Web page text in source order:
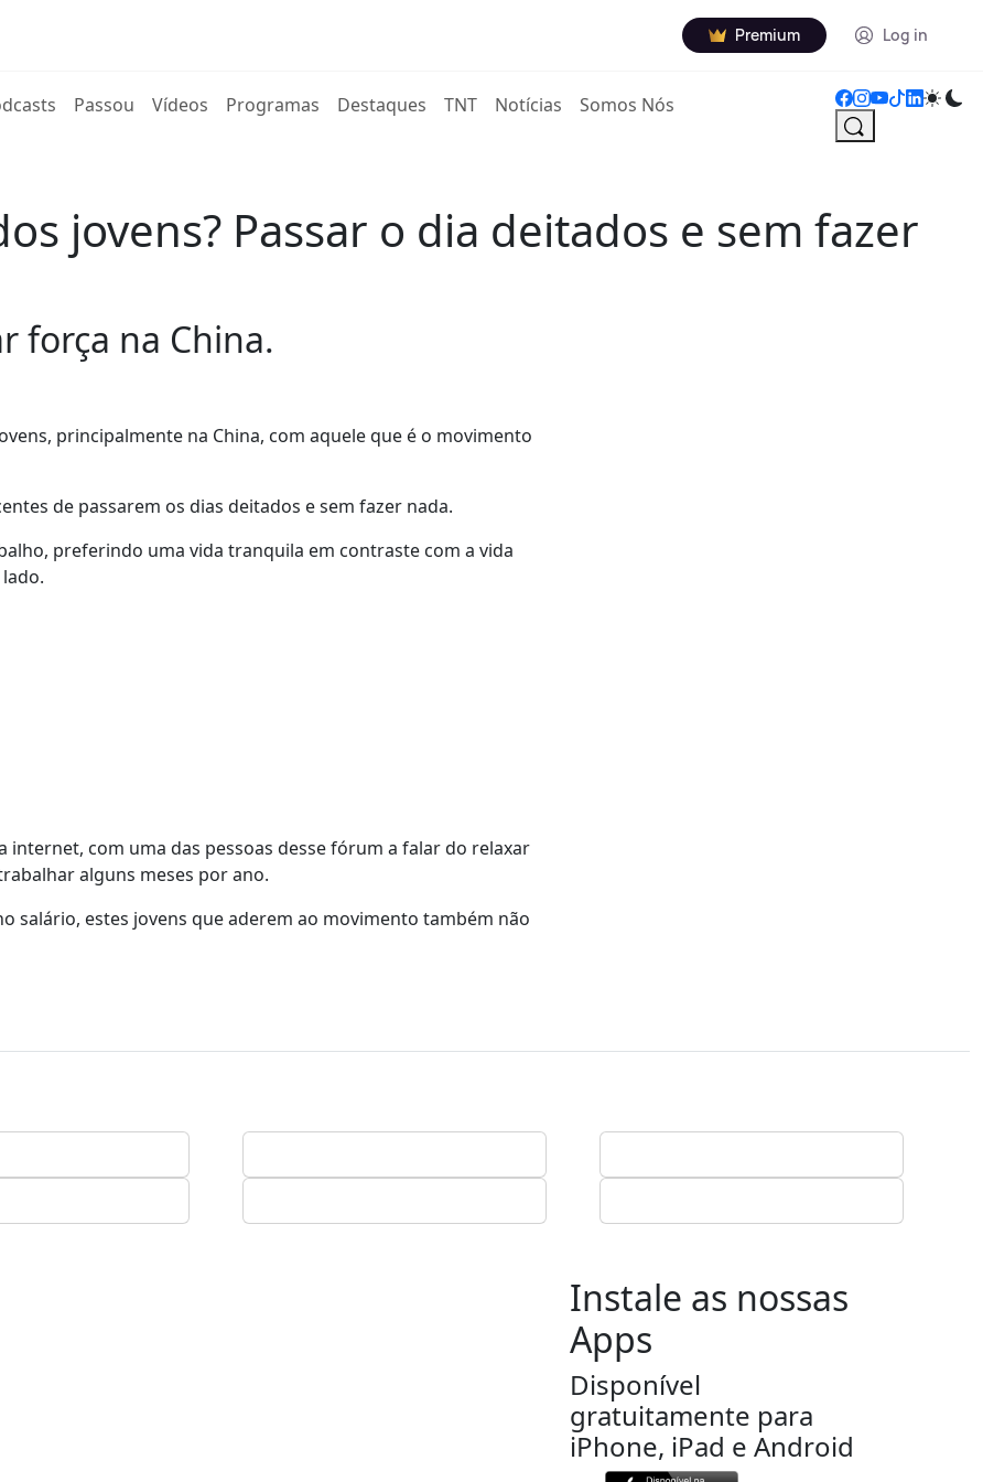
Premium Log in
Passou Vídeos Programas Destaques TNT Notícias Somos Nós
jovens? Passar o dia deitados e sem fazer
força na China.
principalmente na China, com aquele que é o movimento
de passarem os dias deitados e sem fazer nada.
preferindo uma vida tranquila em contraste com a vida
com uma das pessoas desse fórum a falar do relaxar
alguns meses por ano.
salário, estes jovens que aderem ao movimento também não
Instale as nossas
Apps
Disponível
gratuitamente para
iPhone, iPad e Android